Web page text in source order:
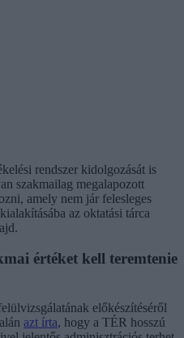
rendszer kidolgozását is
szakmailag megalapozott
amely nem jár felesleges
az oktatási tárca
értéket kell teremtenie
előkészítéséről
azt írta, hogy a TÉR hosszú